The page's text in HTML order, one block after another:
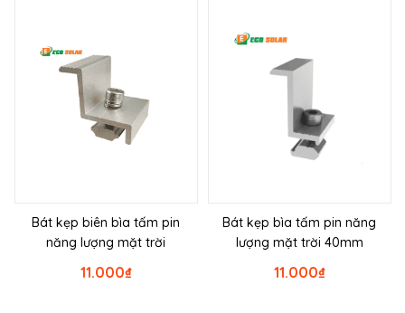
Bát kẹp biên bìa tấm pin
năng lượng mặt trời
₫
11.000
Bát kẹp bìa tấm pin năng
lượng mặt trời 40mm
₫
11.000